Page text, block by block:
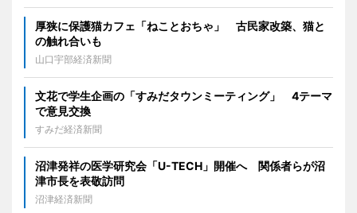
厚狭に保護猫カフェ「ねことおちゃ」 古民家改築、猫と
の触れ合いも
山口宇部経済新聞
文花で学生企画の「すみだタウンミーティング」 4テーマ
で意見交換
すみだ経済新聞
沼津発祥の医学研究会「U-TECH」開催へ 関係者らが沼
津市長を表敬訪問
沼津経済新聞